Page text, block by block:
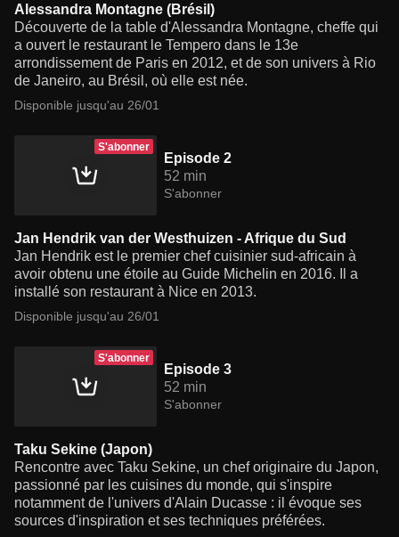
Alessandra Montagne (Brésil)
Découverte de la table d'Alessandra Montagne, cheffe qui
a ouvert le restaurant le Tempero dans le 13e
arrondissement de Paris en 2012, et de son univers à Rio
de Janeiro, au Brésil, où elle est née.
Disponible jusqu'au 26/01
S'abonner
Episode 2
52 min
S'abonner
Jan Hendrik van der Westhuizen - Afrique du Sud
Jan Hendrik est le premier chef cuisinier sud-africain à
avoir obtenu une étoile au Guide Michelin en 2016. Il a
installé son restaurant à Nice en 2013.
Disponible jusqu'au 26/01
S'abonner
Episode 3
52 min
S'abonner
Taku Sekine (Japon)
Rencontre avec Taku Sekine, un chef originaire du Japon,
passionné par les cuisines du monde, qui s'inspire
notamment de l'univers d'Alain Ducasse : il évoque ses
sources d'inspiration et ses techniques préférées.